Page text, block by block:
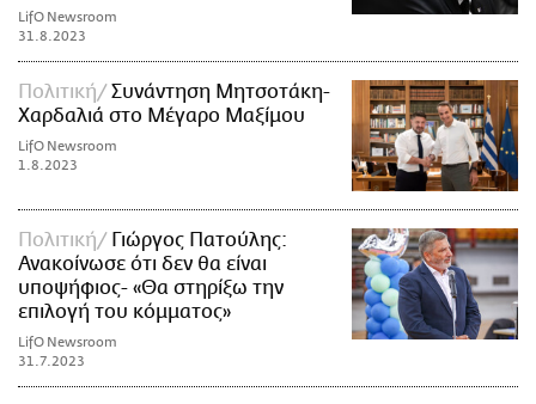
LifO Newsroom
31.8.2023
Πολιτική
Συνάντηση Μητσοτάκη-
Χαρδαλιά στο Μέγαρο Μαξίμου
LifO Newsroom
1.8.2023
Πολιτική
Γιώργος Πατούλης:
Ανακοίνωσε ότι δεν θα είναι
υποψήφιος- «Θα στηρίξω την
επιλογή του κόμματος»
LifO Newsroom
31.7.2023